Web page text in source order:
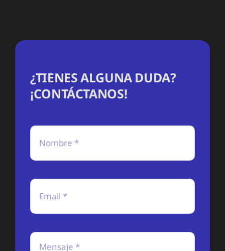
¿TIENES ALGUNA DUDA?
¡CONTÁCTANOS!